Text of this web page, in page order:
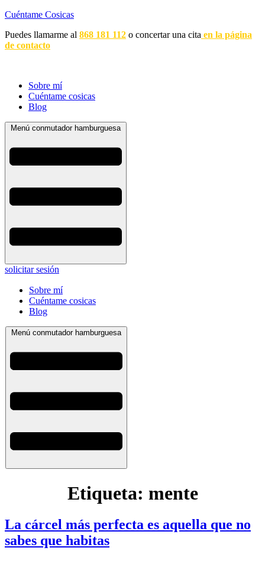
Cuéntame Cosicas
Puedes llamarme al 868 181 112 o concertar una cita en la página
de contacto
Sobre mí
Cuéntame cosicas
Blog
Menú conmutador hamburguesa
solicitar sesión
Sobre mí
Cuéntame cosicas
Blog
Menú conmutador hamburguesa
Etiqueta: mente
La cárcel más perfecta es aquella que no
sabes que habitas